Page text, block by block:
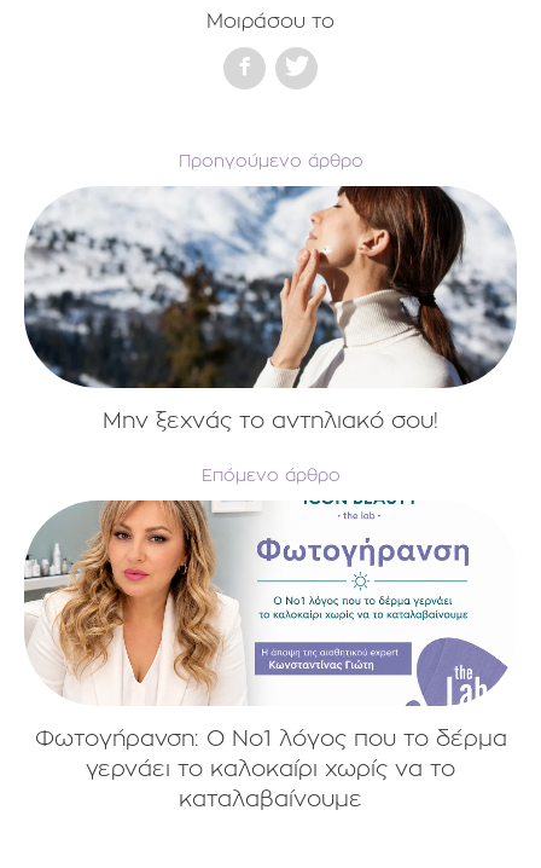
Μοιράσου το
Προηγούμενο άρθρο
Μην ξεχνάς το αντηλιακό σου!
Επόμενο άρθρο
Φωτογήρανση: Ο Νο1 λόγος που το δέρμα
γερνάει το καλοκαίρι χωρίς να το
καταλαβαίνουμε